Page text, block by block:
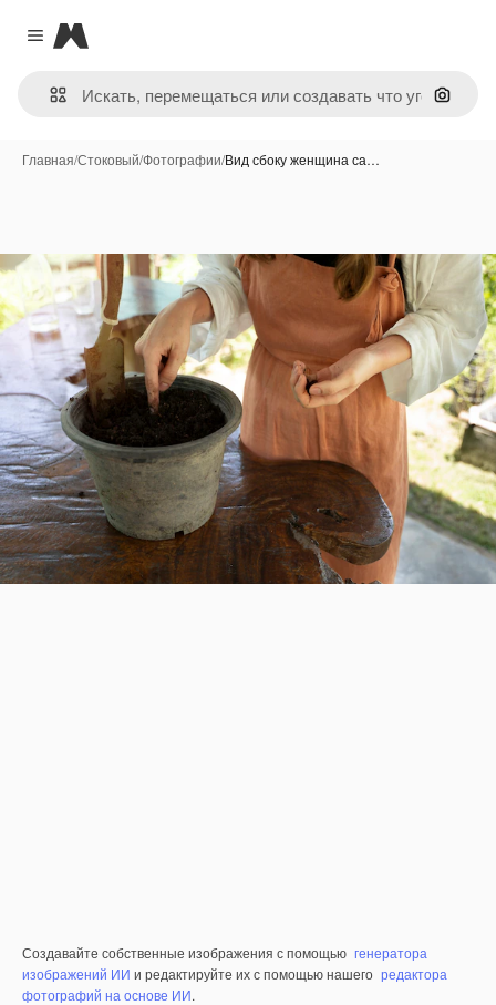
Close menu
Magnific
Поиск
Главная/Стоковый/Фотографии/Вид сбоку женщина са…
Создавайте собственные изображения с помощью генератора
изображений ИИ и редактируйте их с помощью нашего редактора
фотографий на основе ИИ.